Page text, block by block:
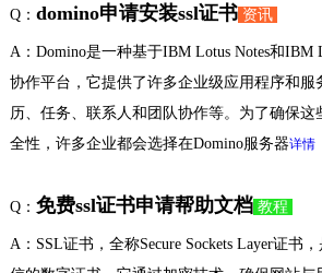
Q： domino申请安装ssl证书 资讯
A：Domino是一种基于IBM Lotus Notes和IBM
协作平台，它提供了许多企业级应用程序和服
历、任务、联系人和团队协作等。为了确保
全性，许多企业都会选择在Domino服务器详情
Q： 免费ssl证书申请帮助文档 教程
A：SSL证书，全称Secure Sockets Layer证书